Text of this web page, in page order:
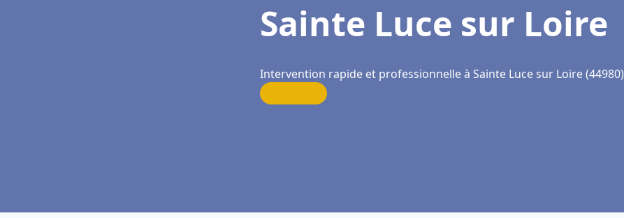
Sainte Luce sur Loire
Intervention rapide et professionnelle à Sainte Luce sur Loire (44980)